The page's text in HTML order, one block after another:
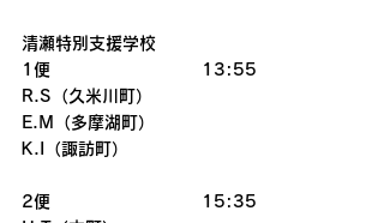
清瀬特別支援学校
1便　　　　　　　　　13:55
R.S（久米川町）
E.M（多摩湖町）
K.I（諏訪町）
2便　　　　　　　　　15:35